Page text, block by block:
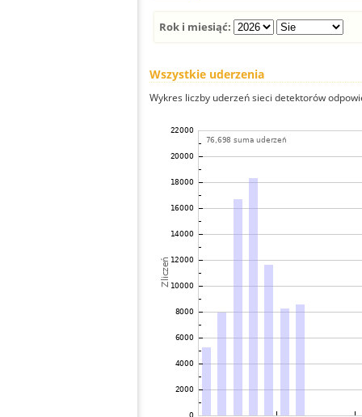
Rok i miesiąć:
Wszystkie uderzenia
Wykres liczby uderzeń sieci detektorów